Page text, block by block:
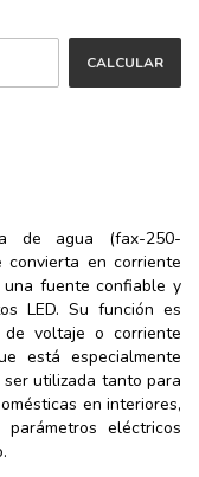
CALCULAR
de agua (fax-250-
en corriente
fuente confiable y
LED. Su función es
voltaje o corriente
está especialmente
utilizada tanto para
en interiores,
eléctricos